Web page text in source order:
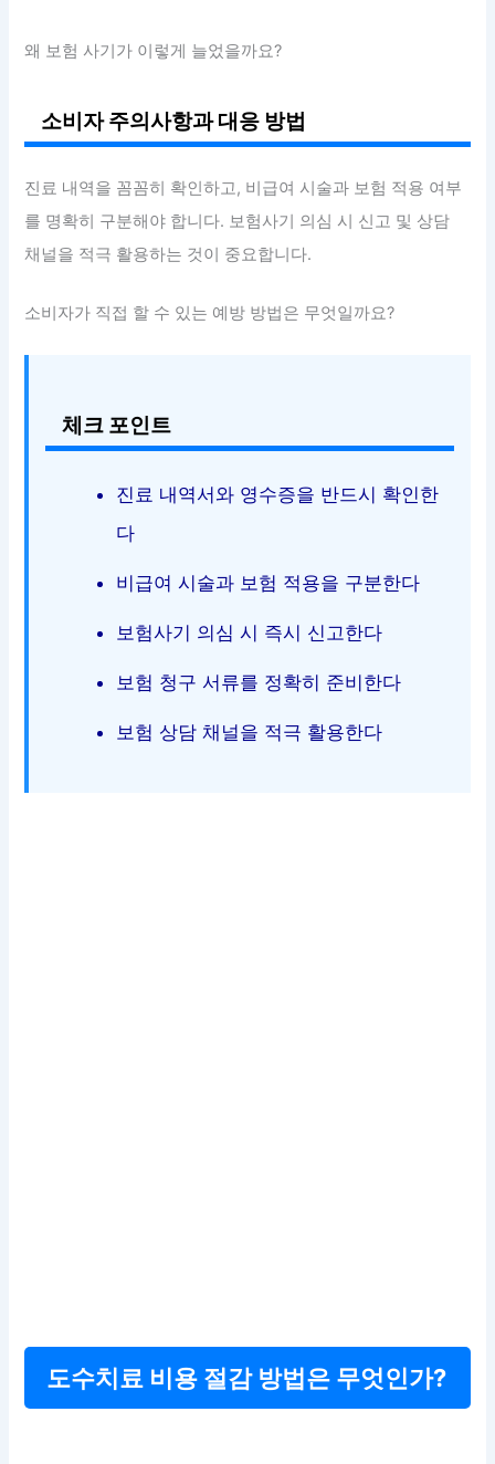
왜 보험 사기가 이렇게 늘었을까요?
소비자 주의사항과 대응 방법
진료 내역을 꼼꼼히 확인하고, 비급여 시술과 보험 적용 여부
를 명확히 구분해야 합니다. 보험사기 의심 시 신고 및 상담
채널을 적극 활용하는 것이 중요합니다.
소비자가 직접 할 수 있는 예방 방법은 무엇일까요?
체크 포인트
진료 내역서와 영수증을 반드시 확인한
다
비급여 시술과 보험 적용을 구분한다
보험사기 의심 시 즉시 신고한다
보험 청구 서류를 정확히 준비한다
보험 상담 채널을 적극 활용한다
도수치료 비용 절감 방법은 무엇인가?